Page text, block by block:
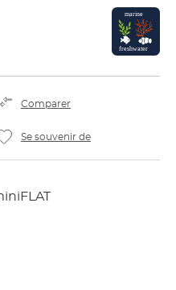
Comparer
Se souvenir de